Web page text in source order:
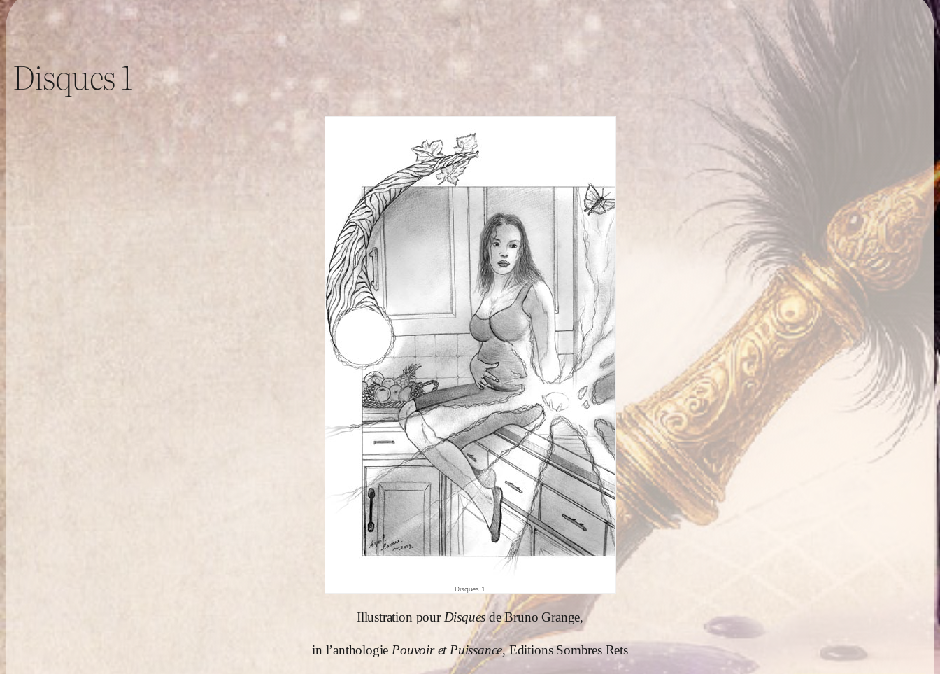
Disques 1
Disques 1
Illustration pour Disquesde Bruno Grange,
in l’anthologie Pouvoir et Puissance, Editions Sombres Rets